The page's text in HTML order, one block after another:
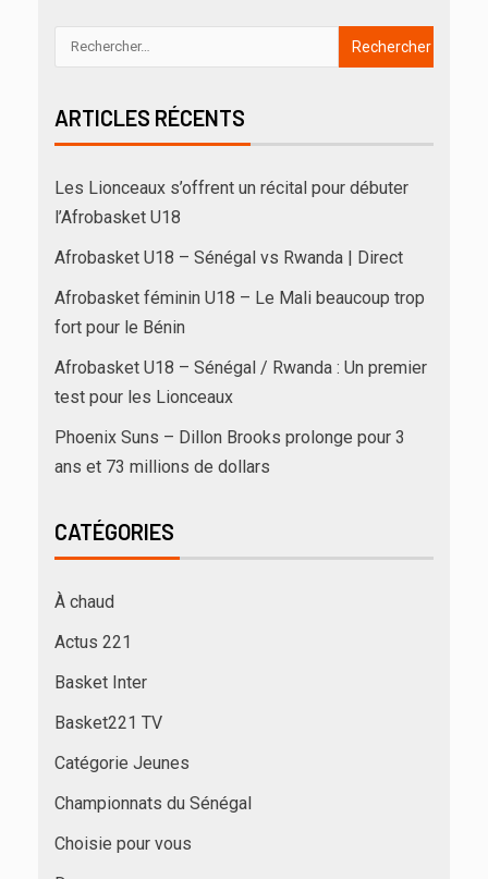
ARTICLES RÉCENTS
Les Lionceaux s’offrent un récital pour débuter
l’Afrobasket U18
Afrobasket U18 – Sénégal vs Rwanda | Direct
Afrobasket féminin U18 – Le Mali beaucoup trop
fort pour le Bénin
Afrobasket U18 – Sénégal / Rwanda : Un premier
test pour les Lionceaux
Phoenix Suns – Dillon Brooks prolonge pour 3
ans et 73 millions de dollars
CATÉGORIES
À chaud
Actus 221
Basket Inter
Basket221 TV
Catégorie Jeunes
Championnats du Sénégal
Choisie pour vous